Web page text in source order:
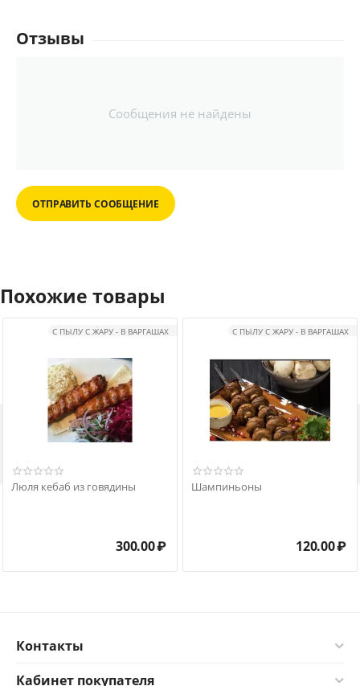
Отзывы
Сообщения не найдены
ОТПРАВИТЬ СООБЩЕНИЕ
Похожие товары
С ПЫЛУ С ЖАРУ - В ВАРГАШАХ
Люля кебаб из говядины
300.00₽
С ПЫЛУ С ЖАРУ - В ВАРГАШАХ
Шампиньоны
120.00₽
Контакты
Кабинет покупателя